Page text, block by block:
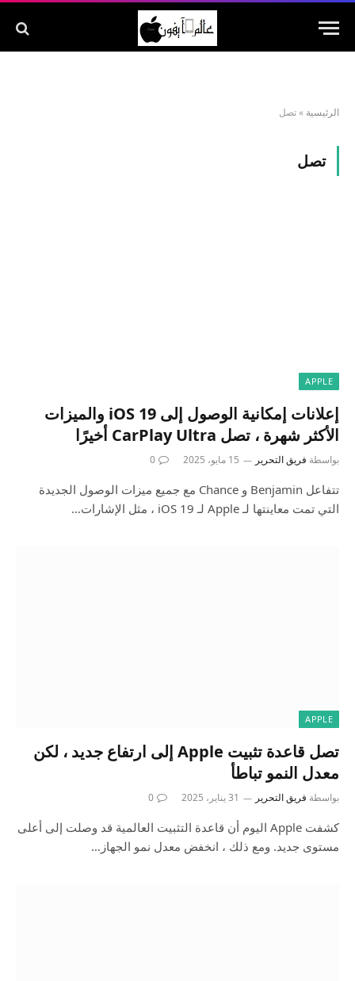
الرئيسية »تصل
تصل
APPLE
إعلانات إمكانية الوصول إلى iOS 19 والميزات
الأكثر شهرة ، تصل CarPlay Ultra أخيرًا
بواسطة فريق التحرير 15 مايو، 2025 0
تتفاعل Benjamin و Chance مع جميع ميزات الوصول الجديدة
التي تمت معاينتها لـ Apple لـ iOS 19 ، مثل الإشارات…
APPLE
تصل قاعدة تثبيت Apple إلى ارتفاع جديد ، لكن
معدل النمو تباطأ
بواسطة فريق التحرير 31 يناير، 2025 0
كشفت Apple اليوم أن قاعدة التثبيت العالمية قد وصلت إلى أعلى
مستوى جديد. ومع ذلك ، انخفض معدل نمو الجهاز…